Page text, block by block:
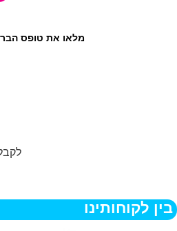
מלאו את טופס
בין לקוחותינו